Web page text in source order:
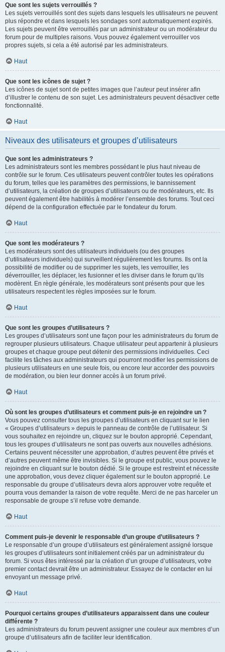
Que sont les sujets verrouillés ?
Les sujets verrouillés sont des sujets dans lesquels les utilisateurs ne peuvent
plus répondre et dans lesquels les sondages sont automatiquement expirés.
Les sujets peuvent être verrouillés par un administrateur ou un modérateur du
forum pour de multiples raisons. Vous pouvez également verrouiller vos
propres sujets, si cela a été autorisé par les administrateurs.
Haut
Que sont les icônes de sujet ?
Les icônes de sujet sont de petites images que l’auteur peut insérer afin
d’illustrer le contenu de son sujet. Les administrateurs peuvent désactiver cette
fonctionnalité.
Haut
Niveaux des utilisateurs et groupes d’utilisateurs
Que sont les administrateurs ?
Les administrateurs sont les membres possédant le plus haut niveau de
contrôle sur le forum. Ces utilisateurs peuvent contrôler toutes les opérations
du forum, telles que les paramètres des permissions, le bannissement
d’utilisateurs, la création de groupes d’utilisateurs ou de modérateurs, etc. Ils
peuvent également être habilités à modérer l’ensemble des forums. Tout ceci
dépend de la configuration effectuée par le fondateur du forum.
Haut
Que sont les modérateurs ?
Les modérateurs sont des utilisateurs individuels (ou des groupes
d’utilisateurs individuels) qui surveillent régulièrement les forums. Ils ont la
possibilité de modifier ou de supprimer les sujets, les verrouiller, les
déverrouiller, les déplacer, les fusionner et les diviser dans le forum qu’ils
modèrent. En règle générale, les modérateurs sont présents pour que les
utilisateurs respectent les règles imposées sur le forum.
Haut
Que sont les groupes d’utilisateurs ?
Les groupes d’utilisateurs sont une façon pour les administrateurs du forum de
regrouper plusieurs utilisateurs. Chaque utilisateur peut appartenir à plusieurs
groupes et chaque groupe peut détenir des permissions individuelles. Ceci
facilite les tâches aux administrateurs qui pourront modifier les permissions de
plusieurs utilisateurs en une seule fois, ou encore leur accorder des pouvoirs
de modération, ou bien leur donner accès à un forum privé.
Haut
Où sont les groupes d’utilisateurs et comment puis-je en rejoindre un ?
Vous pouvez consulter tous les groupes d’utilisateurs en cliquant sur le lien
« Groupes d’utilisateurs » depuis le panneau de contrôle de l’utilisateur. Si
vous souhaitez en rejoindre un, cliquez sur le bouton approprié. Cependant,
tous les groupes d’utilisateurs ne sont pas ouverts aux nouvelles adhésions.
Certains peuvent nécessiter une approbation, d’autres peuvent être privés et
d’autres peuvent même être invisibles. Si le groupe est public, vous pouvez le
rejoindre en cliquant sur le bouton dédié. Si le groupe est restreint et nécessite
une approbation, vous devez cliquer également sur le bouton approprié. Le
responsable du groupe d’utilisateurs devra alors approuver votre requête et
pourra vous demander la raison de votre requête. Merci de ne pas harceler un
responsable de groupe s’il refuse votre demande.
Haut
Comment puis-je devenir le responsable d’un groupe d’utilisateurs ?
Le responsable d’un groupe d’utilisateurs est généralement assigné lorsque
les groupes d’utilisateurs sont initialement créés par un administrateur du
forum. Si vous êtes intéressé par la création d’un groupe d’utilisateurs, votre
premier contact devrait être un administrateur. Essayez de le contacter en lui
envoyant un message privé.
Haut
Pourquoi certains groupes d’utilisateurs apparaissent dans une couleur
différente ?
Les administrateurs du forum peuvent assigner une couleur aux membres d’un
groupe d’utilisateurs afin de faciliter leur identification.